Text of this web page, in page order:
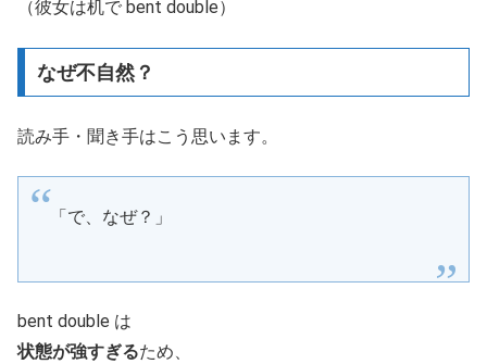
（彼女は机で bent double）
なぜ不自然？
読み手・聞き手はこう思います。
「で、なぜ？」
bent double は
状態が強すぎるため、